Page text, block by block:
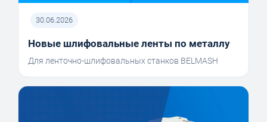
30.06.2026
Новые шлифовальные ленты по металлу
Для ленточно-шлифовальных станков BELMASH